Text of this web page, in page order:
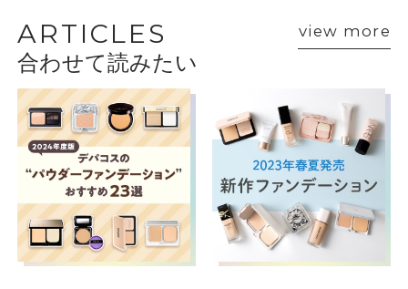
VOICE
ショップスタッフ・ブランド担当者のおすす
めをご紹介
ARTICLES view more
合わせて読みたい